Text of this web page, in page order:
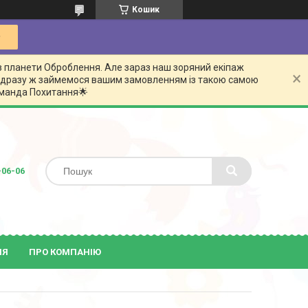
Кошик
планети Оброблення. Але зараз наш зоряний екіпаж
ж займемося вашим замовленням із такою самою
Похитання🌟
06
ПРО КОМПАНІЮ